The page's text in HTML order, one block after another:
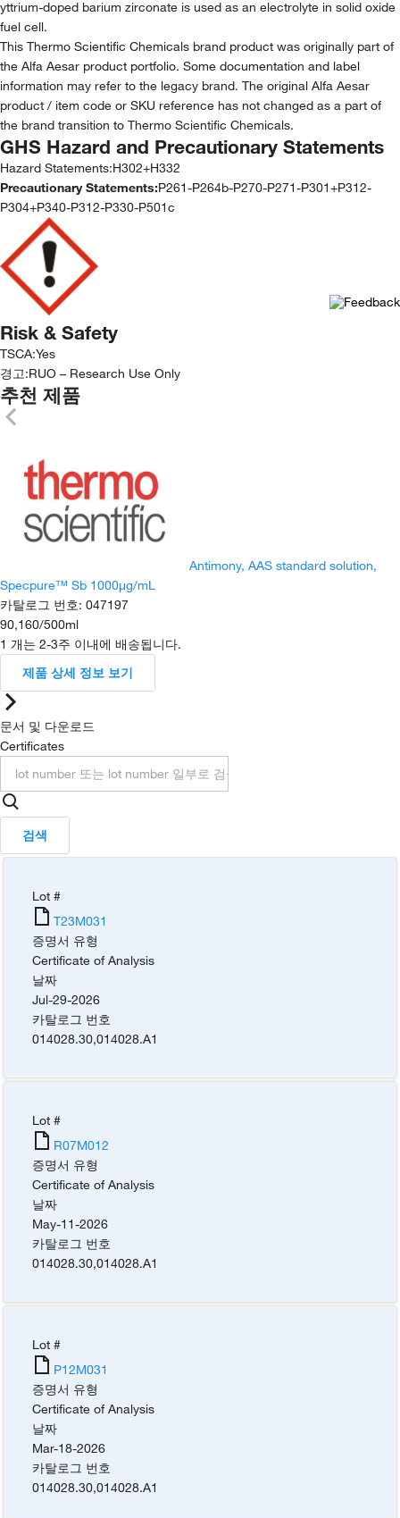
yttrium-doped barium zirconate is used as an electrolyte in solid oxide
fuel cell.
This Thermo Scientific Chemicals brand product was originally part of
the Alfa Aesar product portfolio. Some documentation and label
information may refer to the legacy brand. The original Alfa Aesar
product / item code or SKU reference has not changed as a part of
the brand transition to Thermo Scientific Chemicals.
GHS Hazard and Precautionary Statements
Hazard Statements:H302+H332
Precautionary Statements:P261-P264b-P270-P271-P301+P312-
P304+P340-P312-P330-P501c
Risk & Safety
TSCA:Yes
경고:RUO – Research Use Only
추천 제품
Antimony, AAS standard solution,
Specpure™ Sb 1000μg/mL
카탈로그 번호: 047197
90,160/500ml
1 개는 2-3주 이내에 배송됩니다.
제품 상세 정보 보기
문서 및 다운로드
Certificates
검색
Lot #
T23M031
증명서 유형
Certificate of Analysis
날짜
Jul-29-2026
카탈로그 번호
014028.30,014028.A1
Lot #
R07M012
증명서 유형
Certificate of Analysis
날짜
May-11-2026
카탈로그 번호
014028.30,014028.A1
Lot #
P12M031
증명서 유형
Certificate of Analysis
날짜
Mar-18-2026
카탈로그 번호
014028.30,014028.A1